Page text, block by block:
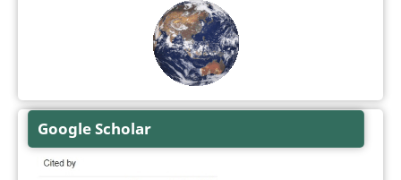
Google Scholar